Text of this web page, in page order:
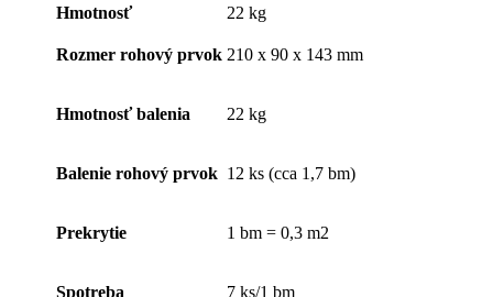
Hmotnosť
22 kg
Rozmer rohový prvok 210 x 90 x 143 mm
Hmotnosť balenia 22 kg
Balenie rohový prvok 12 ks (cca 1,7 bm)
Prekrytie 1 bm = 0,3 m2
Spotreba 7 ks/1 bm